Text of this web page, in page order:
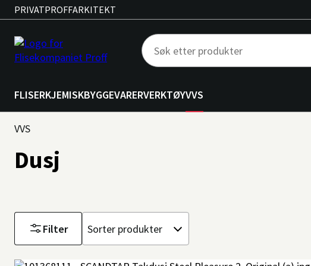
PRIVATPROFFARKITEKT
FLISERKJEMISKBYGGEVARERVERKTØYVVS
VVS
Dusj
Filter
Sorter
etter